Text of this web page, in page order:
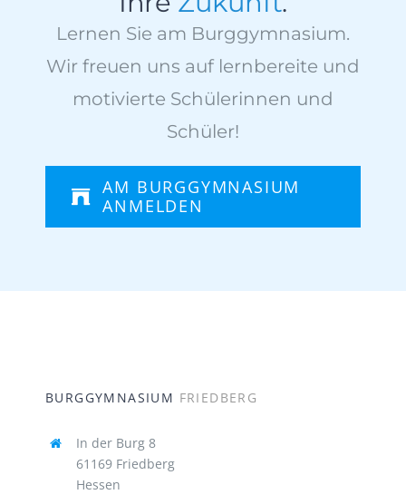
Lernen Sie am Burggymnasium.
Wir freuen uns auf lernbereite und
motivierte Schülerinnen und
Schüler!
AM BURGGYMNASIUM
ANMELDEN
BURGGYMNASIUM FRIEDBERG
In der Burg 8
61169 Friedberg
Hessen